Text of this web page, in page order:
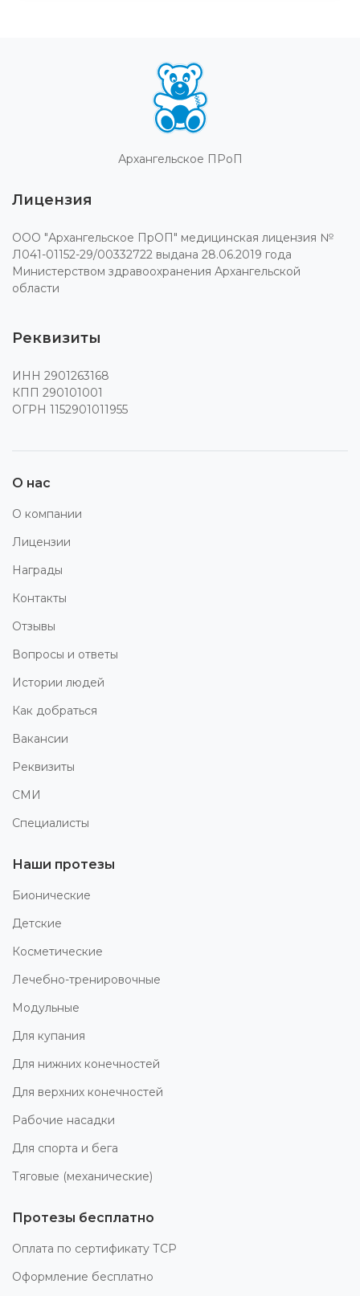
Архангельское ПРоП
Лицензия
ООО "Архангельское ПрОП" медицинская лицензия №
Л041-01152-29/00332722 выдана 28.06.2019 года
Министерством здравоохранения Архангельской
области
Реквизиты
ИНН 2901263168
КПП 290101001
ОГРН 1152901011955
О нас
О компании
Лицензии
Награды
Контакты
Отзывы
Вопросы и ответы
Истории людей
Как добраться
Вакансии
Реквизиты
СМИ
Специалисты
Наши протезы
Бионические
Детские
Косметические
Лечебно-тренировочные
Модульные
Для купания
Для нижних конечностей
Для верхних конечностей
Рабочие насадки
Для спорта и бега
Тяговые (механические)
Протезы бесплатно
Оплата по сертификату ТСР
Оформление бесплатно